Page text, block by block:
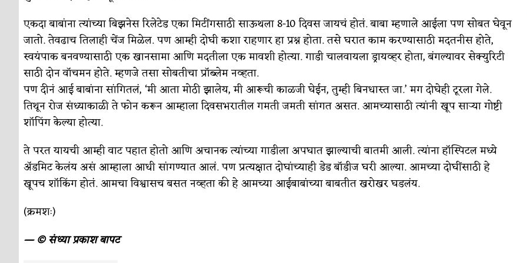
एकदा बाबांना त्यांच्या बिझनेस रिलेटेड एका मिटींगसाठी साऊथला 8-10 दिवस जायचं होतं. बाबा म्हणाले आईला पण सोबत घेवून
जातो. तेवढाच तिलाही चेंज मिळेल. पण आम्ही दोघी कशा राहणार हा प्रश्न होता. तसे घरात काम करण्यासाठी मदतनीस होते,
स्वयंपाक बनवण्यासाठी एक खानसामा आणि मदतीला एक मावशी होत्या. गाडी चालवायला ड्रायव्हर होता, बंगल्यावर सेक्युरिटी
साठी दोन वॉचमन होते. म्हणजे तसा सोबतीचा प्रॉब्लेम नव्हता.
पण दीनं आई बाबांना सांगितलं, ‘मी आता मोठी झालेय, मी आरूची काळजी घेईन, तुम्ही बिनधास्त जा.’ मग दोघेही टूरला गेले.
तिथून रोज संध्याकाळी ते फोन करून आम्हाला दिवसभरातील गमती जमती सांगत असत. आमच्यासाठी त्यांनी खूप साऱ्या गोष्टी
शॉपिंग केल्या होत्या.
ते परत यायची आम्ही वाट पहात होतो आणि अचानक त्यांच्या गाडीला अपघात झाल्याची बातमी आली. त्यांना हॉस्पिटल मध्ये
अॅडमिट केलंय असं आम्हाला आधी सांगण्यात आलं. पण प्रत्यक्षात दोघांच्याही डेड बॉडीज घरी आल्या. आमच्या दोघींसाठी हे
खूपच शॉकिंग होतं. आमचा विश्वासच बसत नव्हता की हे आमच्या आईबाबांच्या बाबतीत खरोखर घडलंय.
(क्रमशः)
— © संध्या प्रकाश बापट